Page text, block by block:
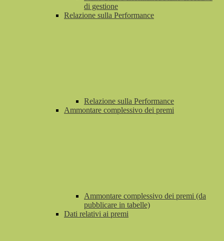
di gestione
Relazione sulla Performance
Relazione sulla Performance
Ammontare complessivo dei premi
Ammontare complessivo dei premi (da
pubblicare in tabelle)
Dati relativi ai premi